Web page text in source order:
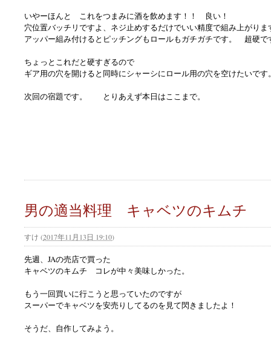
いやーほんと これをつまみに酒を飲めます！！ 良い！
穴位置バッチリですよ、ネジ止めするだけでいい精度で組み上がりま
アッパー組み付けるとピッチングもロールもガチガチです。 超硬で
ちょっとこれだと硬すぎるので
ギア用の穴を開けると同時にシャーシにロール用の穴を空けたいです
次回の宿題です。 とりあえず本日はここまで。
男の適当料理 キャベツのキムチ
すけ (2017年11月13日 19:10)
先週、JAの売店で買った
キャベツのキムチ コレが中々美味しかった。
もう一回買いに行こうと思っていたのですが
スーパーでキャベツを安売りしてるのを見て閃きましたよ！
そうだ、自作してみよう。